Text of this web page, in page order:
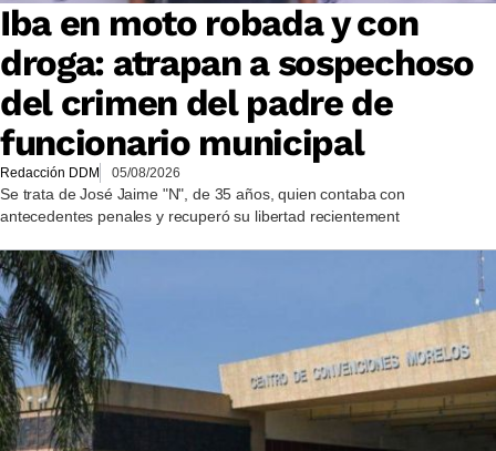
Iba en moto robada y con
droga: atrapan a sospechoso
del crimen del padre de
funcionario municipal
Redacción DDM 05/08/2026
Se trata de José Jaime "N", de 35 años, quien contaba con
antecedentes penales y recuperó su libertad recientement